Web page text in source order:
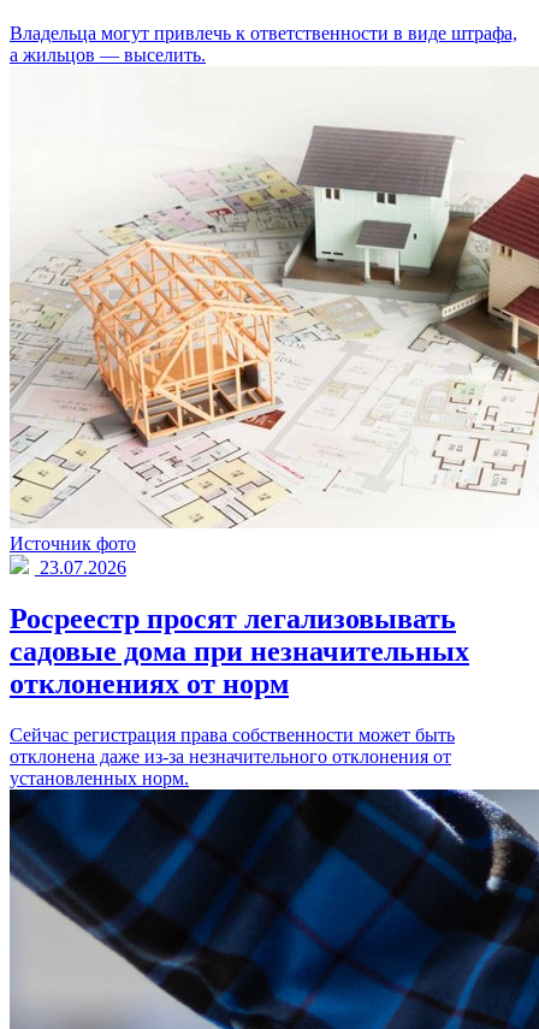
Владельца могут привлечь к ответственности в виде штрафа,
а жильцов — выселить.
Источник фото
23.07.2026
Росреестр просят легализовывать
садовые дома при незначительных
отклонениях от норм
Сейчас регистрация права собственности может быть
отклонена даже из-за незначительного отклонения от
установленных норм.